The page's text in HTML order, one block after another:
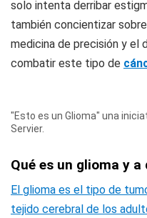
solo intenta derribar
también concientizar
medicina de precisión y el
combatir este tipo de
"Esto es un Glioma" una
Servier.
Qué es un glioma y
El glioma es el tipo de
tejido cerebral de los